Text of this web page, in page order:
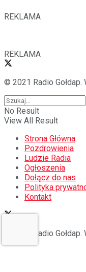
REKLAMA
REKLAMA
© 2021 Radio
No Result
View All Result
Strona Główna
Pozdrowienia
Ludzie Radia
Ogłoszenia
Dołącz do nas
Polityka
Kontakt
© 2021 Radio